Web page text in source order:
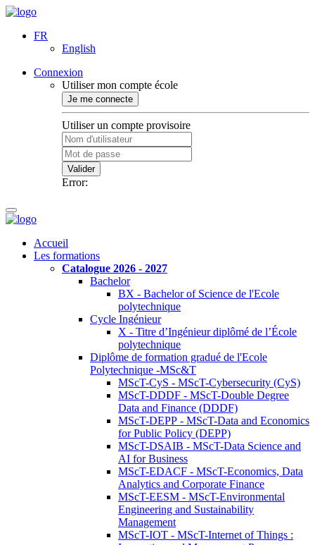
FR
English
Connexion
Utiliser mon compte école
Je me connecte
Utiliser un compte provisoire
Valider
Error:
Accueil
Les formations
Catalogue 2026 - 2027
Bachelor
BX - Bachelor of Science de l'Ecole
polytechnique
Cycle Ingénieur
X - Titre d’Ingénieur diplômé de l’École
polytechnique
Diplôme de formation gradué de l'Ecole
Polytechnique -MSc&T
MScT-CyS - MScT-Cybersecurity (CyS)
MScT-DDDF - MScT-Double Degree
Data and Finance (DDDF)
MScT-DEPP - MScT-Data and Economics
for Public Policy (DEPP)
MScT-DSAIB - MScT-Data Science and
AI for Business
MScT-EDACF - MScT-Economics, Data
Analytics and Corporate Finance
MScT-EESM - MScT-Environmental
Engineering and Sustainability
Management
MScT-IOT - MScT-Internet of Things :